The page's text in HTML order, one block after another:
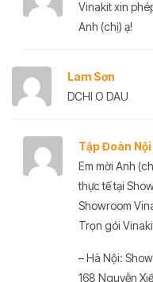
Vinakit xin
Anh (chị) ạ!
Lam Sơn
DCHI O DAU
Tập Đoàn
Em mời Anh
thực tế tại
Showroom
Trọn gói
– Hà Nội:
168 Nguyễn